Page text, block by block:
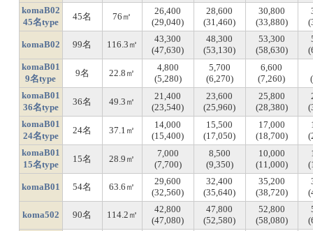
komaB02
45名type
45名 76㎡
26,400
(29,040)
28,600
(31,460)
30,800
(33,880)
komaB02 99名 116.3㎡
43,300
(47,630)
48,300
(53,130)
53,300
(58,630)
komaB01
9名type
9名 22.8㎡
4,800
(5,280)
5,700
(6,270)
6,600
(7,260)
komaB01
36名type
36名 49.3㎡
21,400
(23,540)
23,600
(25,960)
25,800
(28,380)
komaB01
24名type
24名 37.1㎡
14,000
(15,400)
15,500
(17,050)
17,000
(18,700)
komaB01
15名type
15名 28.9㎡
7,000
(7,700)
8,500
(9,350)
10,000
(11,000)
komaB01 54名 63.6㎡
29,600
(32,560)
32,400
(35,640)
35,200
(38,720)
koma502 90名 114.2㎡
42,800
(47,080)
47,800
(52,580)
52,800
(58,080)